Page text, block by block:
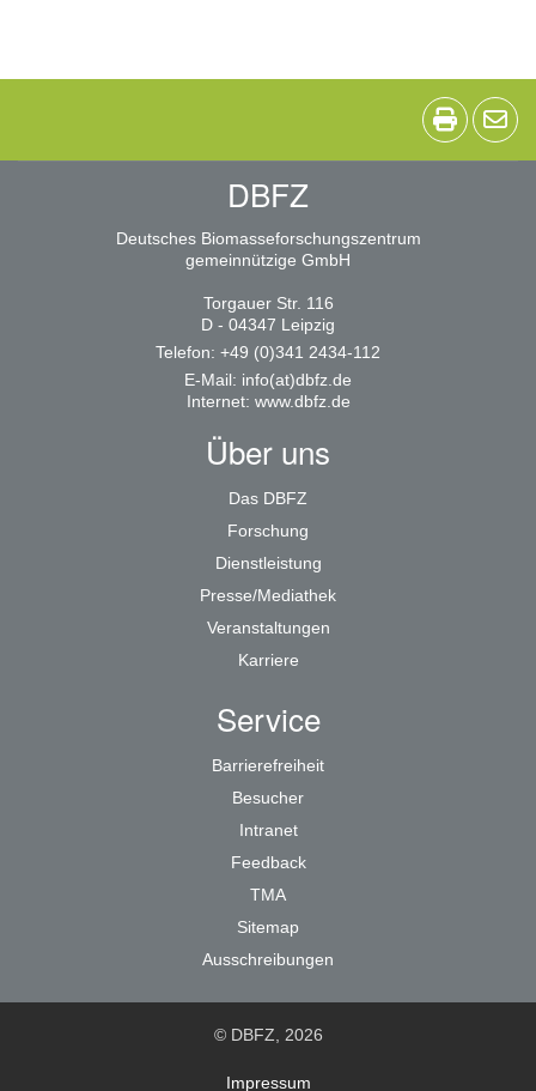
DBFZ
Deutsches Biomasseforschungszentrum
gemeinnützige GmbH
Torgauer Str. 116
D - 04347 Leipzig
Telefon: +49 (0)341 2434-112
E-Mail: info(at)dbfz.de
Internet: www.dbfz.de
Über uns
Das DBFZ
Forschung
Dienstleistung
Presse/Mediathek
Veranstaltungen
Karriere
Service
Barrierefreiheit
Besucher
Intranet
Feedback
TMA
Sitemap
Ausschreibungen
© DBFZ, 2026
Impressum